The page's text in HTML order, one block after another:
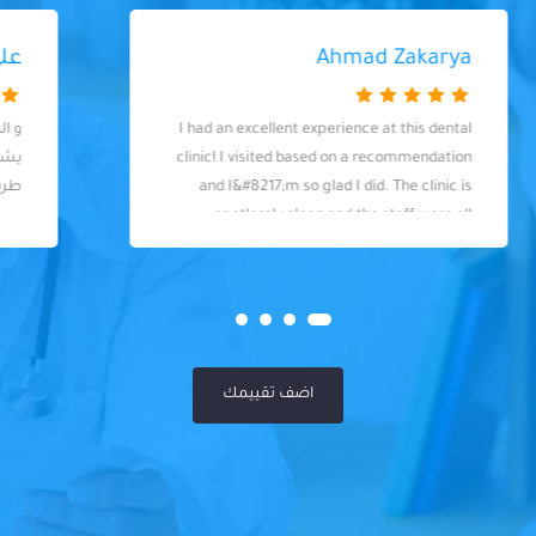
علي محمد
و الدكاترة بتعمل شغلها بضمير و بيحبوا
يشوفوا نتائج حلوة لشغلهم و يلاقوا أنسب
طريقة علاج تريح المريض
اضف تقييمك